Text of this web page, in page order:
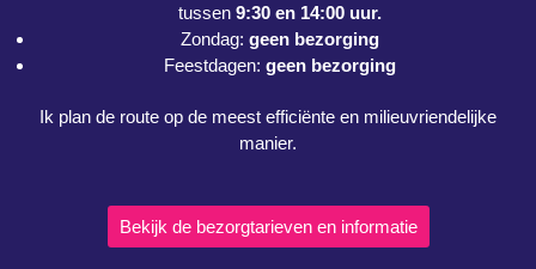
tussen 9:30 en 14:00 uur.
Zondag: geen bezorging
Feestdagen: geen bezorging
Ik plan de route op de meest efficiënte en milieuvriendelijke
manier.
Bekijk de bezorgtarieven en informatie